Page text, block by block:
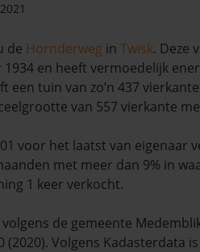
de Hornderweg in Twisk. Deze
en heeft vermoedelijk
een tuin van zo’n 437
van 557 vierkante
voor het laatst van eigenaar
met meer dan 9% in
1 keer verkocht.
de gemeente
(2020). Volgens Kadasterdata